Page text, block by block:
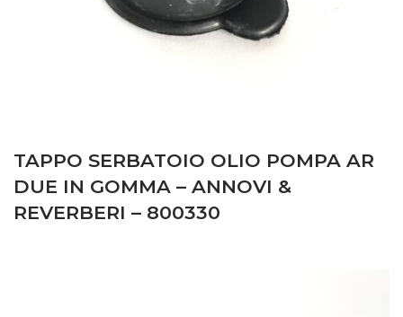
TAPPO SERBATOIO OLIO POMPA AR
DUE IN GOMMA – ANNOVI &
REVERBERI – 800330